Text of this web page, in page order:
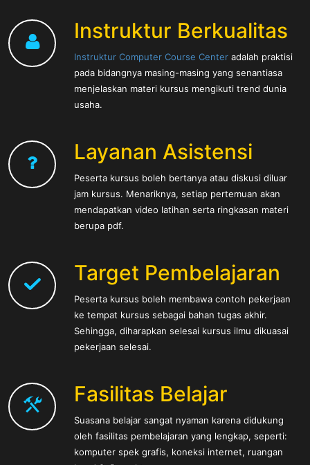
Instruktur Berkualitas
Instruktur Computer Course Center adalah praktisi
pada bidangnya masing-masing yang senantiasa
menjelaskan materi kursus mengikuti trend dunia
usaha.
Layanan Asistensi
Peserta kursus boleh bertanya atau diskusi diluar
jam kursus. Menariknya, setiap pertemuan akan
mendapatkan video latihan serta ringkasan materi
berupa pdf.
Target Pembelajaran
Peserta kursus boleh membawa contoh pekerjaan
ke tempat kursus sebagai bahan tugas akhir.
Sehingga, diharapkan selesai kursus ilmu dikuasai
pekerjaan selesai.
Fasilitas Belajar
Suasana belajar sangat nyaman karena didukung
oleh fasilitas pembelajaran yang lengkap, seperti:
komputer spek grafis, koneksi internet, ruangan